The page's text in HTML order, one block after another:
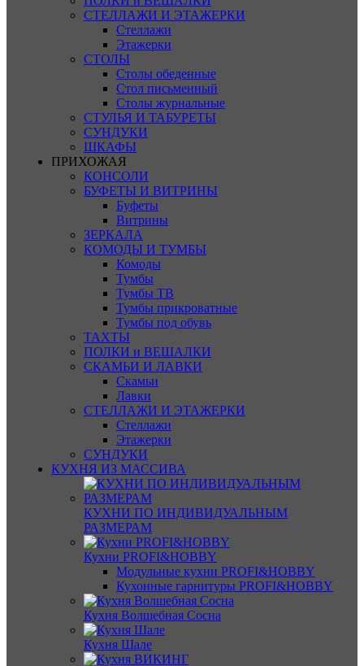
СТЕЛЛАЖИ И ЭТАЖЕРКИ
Стеллажи
Этажерки
СТОЛЫ
Столы обеденные
Стол письменный
Столы журнальные
СТУЛЬЯ И ТАБУРЕТЫ
СУНДУКИ
ШКАФЫ
ПРИХОЖАЯ
КОНСОЛИ
БУФЕТЫ И ВИТРИНЫ
Буфеты
Витрины
ЗЕРКАЛА
КОМОДЫ И ТУМБЫ
Комоды
Тумбы
Тумбы ТВ
Тумбы прикроватные
Тумбы под обувь
ТАХТЫ
ПОЛКИ и ВЕШАЛКИ
СКАМЬИ И ЛАВКИ
Скамьи
Лавки
СТЕЛЛАЖИ И ЭТАЖЕРКИ
Стеллажи
Этажерки
СУНДУКИ
КУХНЯ ИЗ МАССИВА
КУХНИ ПО ИНДИВИДУАЛЬНЫМ
РАЗМЕРАМ
Кухни PROFI&HOBBY
Модульные кухни PROFI&HOBBY
Кухонные гарнитуры PROFI&HOBBY
Кухня Волшебная Сосна
Кухня Шале